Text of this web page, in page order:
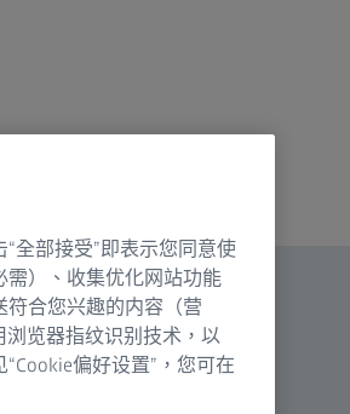
全部接受”即表示您同意使
需）、收集优化网站功能
合您兴趣的内容（营
览器指纹识别技术，以
偏好设置”，您可在